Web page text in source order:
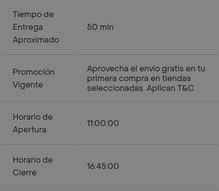
Tiempo de
Entrega
Aproximado
50 min
Promoción
Vigente
Aprovecha el envío gratis en tu
primera compra en tiendas
seleccionadas. Aplican T&C
Horario de
Apertura
11:00:00
Horario de
Cierre
16:45:00